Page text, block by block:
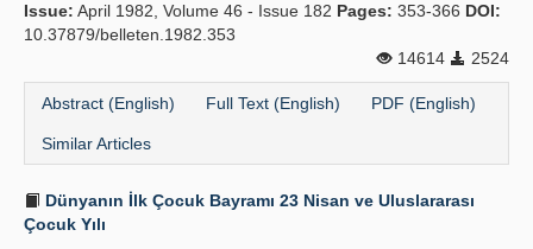
Issue: April 1982, Volume 46 - Issue 182 Pages: 353-366 DOI:
10.37879/belleten.1982.353
14614
2524
Abstract (English) Full Text (English) PDF (English)
Similar Articles
Dünyanın İlk Çocuk Bayramı 23 Nisan ve Uluslararası
Çocuk Yılı